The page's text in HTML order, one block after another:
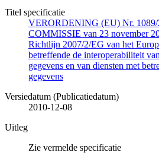
Titel specificatie
VERORDENING (EU) Nr.
COMMISSIE van 23 november
Richtlijn 2007/2/EG van het
betreffende de interoperabiliteit
gegevens en van diensten met
gegevens
Versiedatum (Publicatiedatum)
2010-12-08
Uitleg
Zie vermelde specificatie